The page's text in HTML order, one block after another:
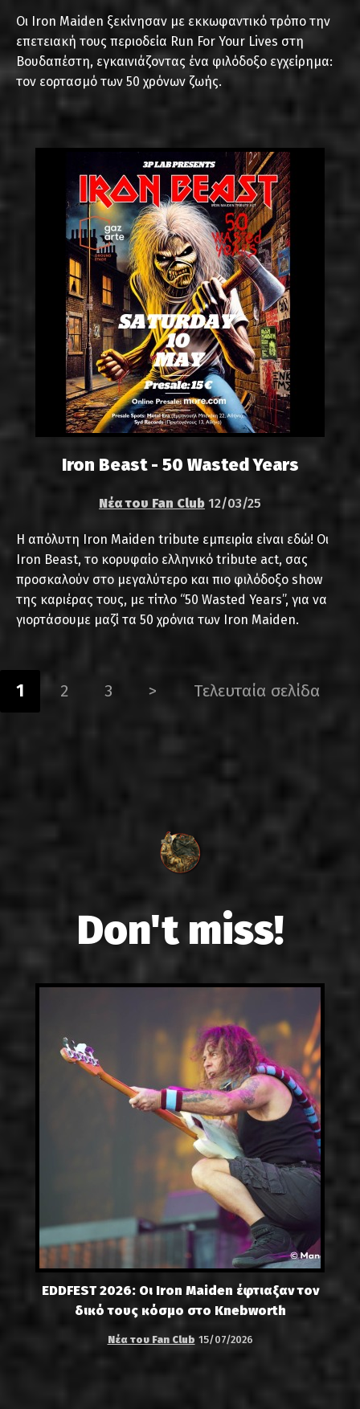
Οι Iron Maiden ξεκίνησαν με εκκωφαντικό τρόπο την
επετειακή τους περιοδεία Run For Your Lives στη
Βουδαπέστη, εγκαινιάζοντας ένα φιλόδοξο εγχείρημα:
τον εορτασμό των 50 χρόνων ζωής.
Iron Beast - 50 Wasted Years
Νέα του Fan Club 12/03/25
Η απόλυτη Iron Maiden tribute εμπειρία είναι εδώ! Οι
Iron Beast, το κορυφαίο ελληνικό tribute act, σας
προσκαλούν στο μεγαλύτερο και πιο φιλόδοξο show
της καριέρας τους, με τίτλο “50 Wasted Years”, για να
γιορτάσουμε μαζί τα 50 χρόνια των Iron Maiden.
1 2 3 > Τελευταία σελίδα
Don't miss!
EDDFEST 2026: Οι Iron Maiden έφτιαξαν τον
δικό τους κόσμο στο Knebworth
Νέα του Fan Club 15/07/2026